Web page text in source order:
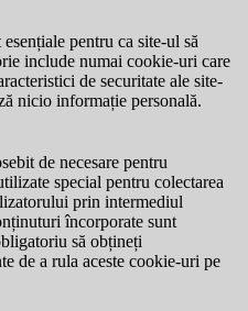
pentru ca site-ul să
include numai cookie-uri care
de securitate ale site-
nicio informație personală.
de necesare pentru
special pentru colectarea
prin intermediul
încorporate sunt
să obțineți
de a rula aceste cookie-uri pe